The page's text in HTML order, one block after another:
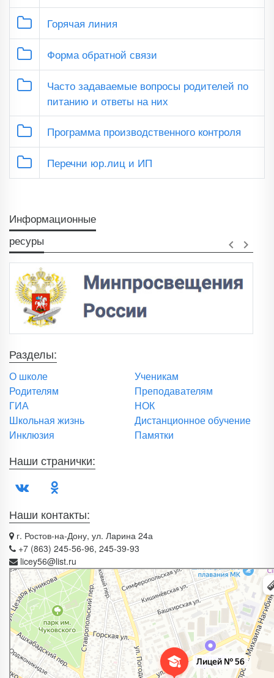
Горячая линия
Форма обратной связи
Часто задаваемые вопросы родителей по
питанию и ответы на них
Программа производственного контроля
Перечни юр.лиц и ИП
Информационные
ресуры
keyboard_arrow_left keyboard_arrow_right
Разделы:
О школе
Ученикам
Родителям
Преподавателям
ГИА
НОК
Школьная жизнь
Дистанционное обучение
Инклюзия
Памятки
Наши странички:
Наши контакты:
г. Ростов-на-Дону, ул. Ларина 24а
+7 (863) 245-56-96, 245-39-93
licey56@list.ru